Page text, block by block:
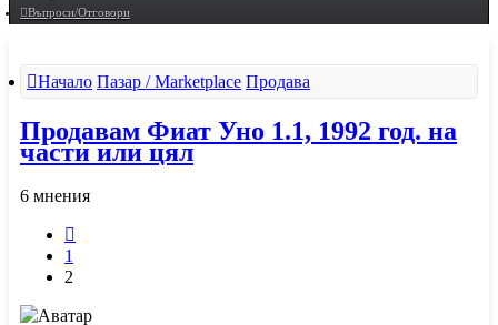
Въпроси/Отговори
Начало Пазар / Marketplace Продава
Продавам Фиат Уно 1.1, 1992 год. на
части или цял
6 мнения
1
2